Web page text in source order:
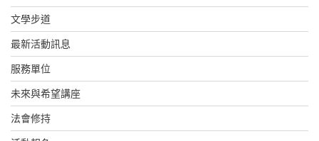
文學步道
最新活動訊息
服務單位
未來與希望講座
法會修持